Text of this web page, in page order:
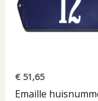
€51,65
Emaille